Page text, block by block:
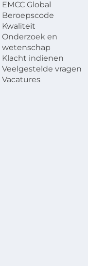
EMCC Global
Beroepscode
Kwaliteit
Onderzoek en
wetenschap
Klacht indienen
Veelgestelde vragen
Vacatures